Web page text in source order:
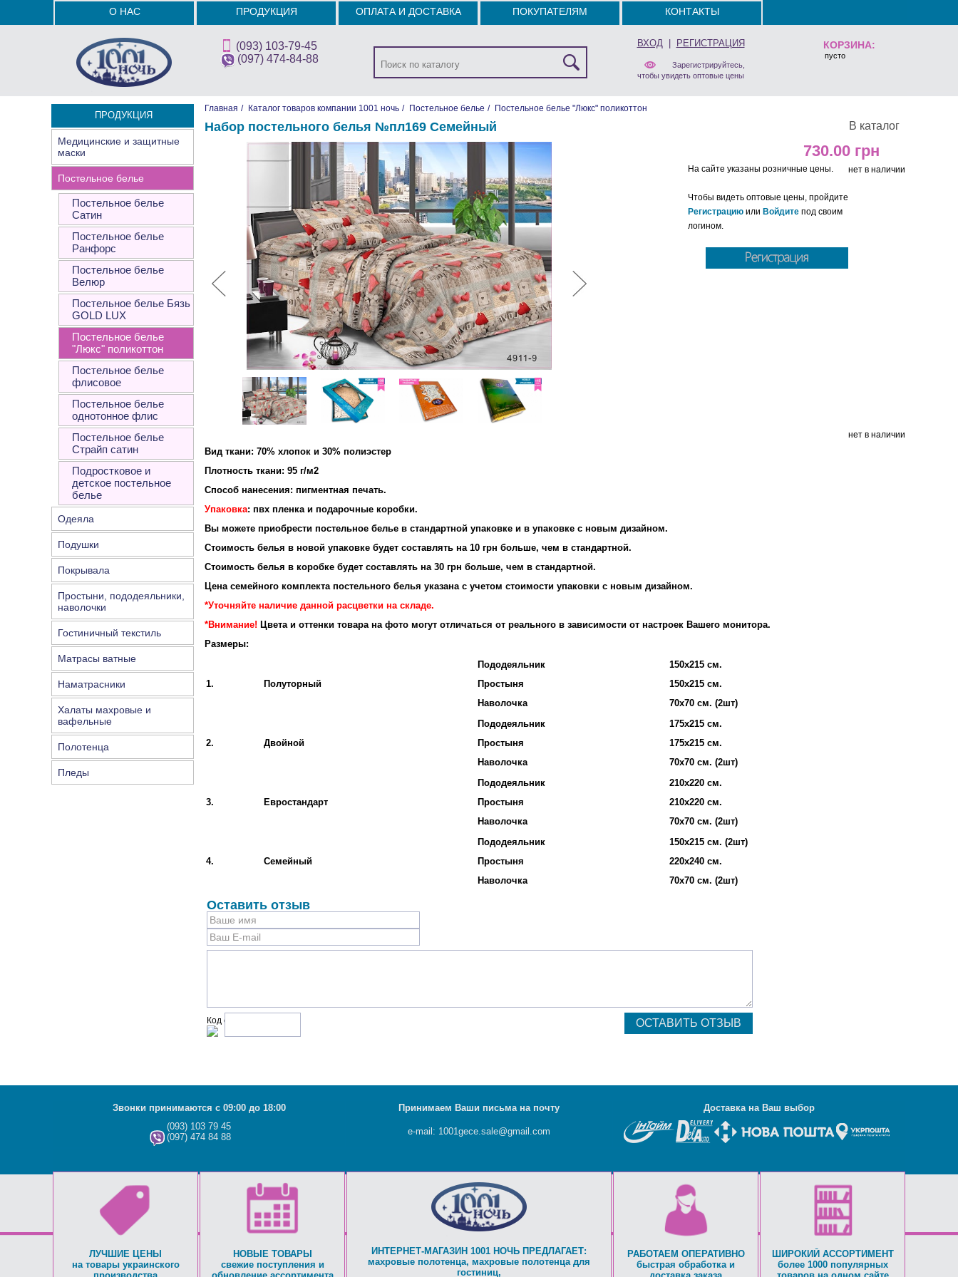
КОРЗИНА:
пусто
О НАС ПРОДУКЦИЯ ОПЛАТА И ДОСТАВКА ПОКУПАТЕЛЯМ КОНТАКТЫ
(093) 103-79-45
(097) 474-84-88
ВХОД| РЕГИСТРАЦИЯ
Зарегистрируйтесь,
чтобы увидеть оптовые цены
ПРОДУКЦИЯ
Медицинские и защитные
маски
Постельное белье
Постельное белье
Сатин
Постельное белье
Ранфорс
Постельное белье
Велюр
Постельное белье Бязь
GOLD LUX
Постельное белье
"Люкс" поликоттон
Постельное белье
флисовое
Постельное белье
однотонное флис
Постельное белье
Страйп сатин
Подростковое и
детское постельное
белье
Одеяла
Подушки
Покрывала
Простыни, пододеяльники,
наволочки
Гостиничный текстиль
Матрасы ватные
Наматрасники
Халаты махровые и
вафельные
Полотенца
Пледы
Главная / Каталог товаров компании 1001 ночь / Постельное белье / Постельное белье "Люкс" поликоттон
В каталог
Набор постельного белья №пл169 Семейный
730.00
нет в наличии
На сайте указаны розничные цены.
Чтобы видеть оптовые цены, пройдите
Регистрацию или Войдите под своим
логином.
нет в наличии
Вид ткани: 70% хлопок и 30% полиэстер
Плотность ткани: 95 г/м2
Способ нанесения: пигментная печать.
Упаковка: пвх пленка и подарочные коробки.
Вы можете приобрести постельное белье в стандартной упаковке и в упаковке с новым дизайном.
Стоимость белья в новой упаковке будет составлять на 10 грн больше, чем в стандартной.
Стоимость белья в коробке будет составлять на 30 грн больше, чем в стандартной.
Цена семейного комплекта постельного белья указана с учетом стоимости упаковки с новым дизайном.
*Уточняйте наличие данной расцветки на складе.
*Внимание! Цвета и оттенки товара на фото могут отличаться от реального в зависимости от настроек Вашего монитора.
Размеры:
1. Полуторный
Пододеяльник
Простыня
Наволочка
150х215 см.
150х215 см.
70х70 см. (2шт)
2. Двойной
Пододеяльник
Простыня
Наволочка
175х215 см.
175х215 см.
70х70 см. (2шт)
3. Евростандарт
Пододеяльник
Простыня
Наволочка
210х220 см.
210х220 см.
70х70 см. (2шт)
4. Семейный
Пододеяльник
Простыня
Наволочка
150х215 см. (2шт)
220х240 см.
70х70 см. (2шт)
Оставить отзыв
Код с рисунка:
Звонки принимаются с 09:00 до 18:00 Принимаем Ваши письма на почту Доставка на Ваш выбор
(093) 103 79 45
(097) 474 84 88
e-mail: 1001gece.sale@gmail.com
ЛУЧШИЕ ЦЕНЫ
на товары украинского
НОВЫЕ ТОВАРЫ
свежие поступления и
ИНТЕРНЕТ-МАГАЗИН 1001 НОЧЬ ПРЕДЛАГАЕТ:
махровые полотенца, махровые полотенца для
гостиниц,
РАБОТАЕМ ОПЕРАТИВНО
быстрая обработка и
ШИРОКИЙ АССОРТИМЕНТ
более 1000 популярных